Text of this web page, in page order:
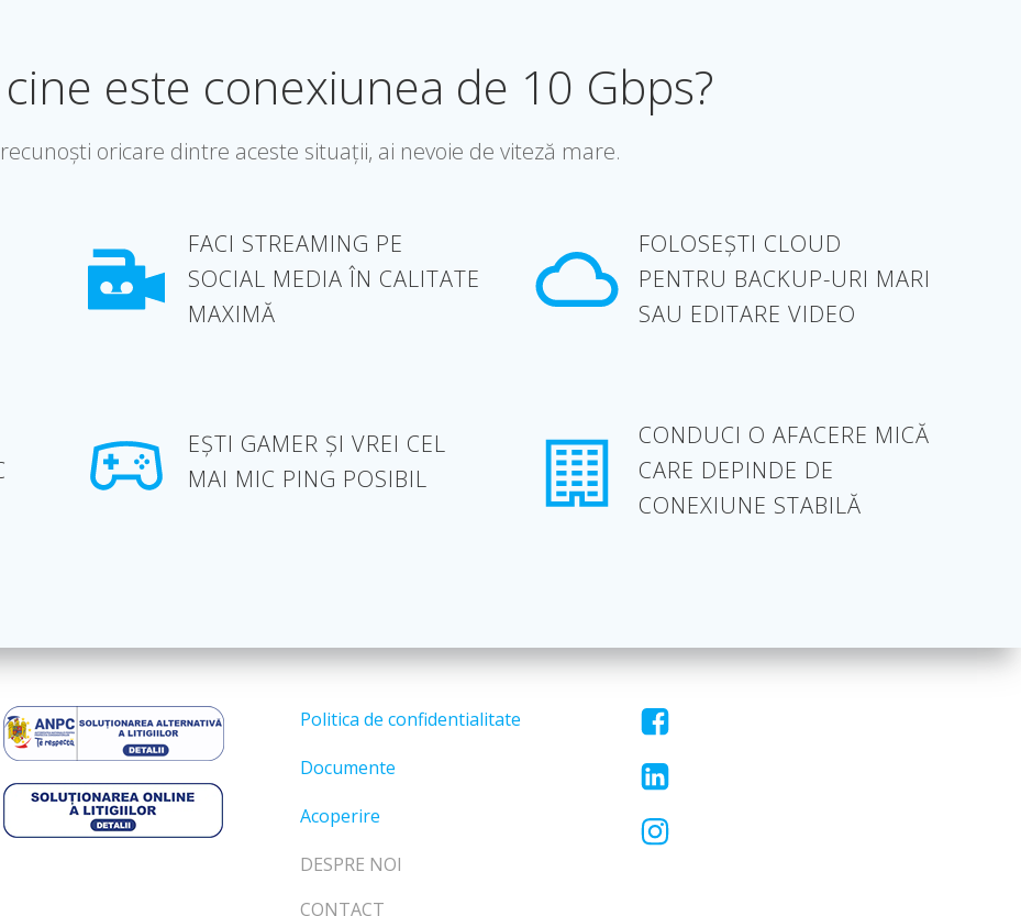
este conexiunea de 10 Gbps?
oricare dintre aceste situații, ai nevoie de viteză mare.
FACI STREAMING PE
SOCIAL MEDIA ÎN CALITATE
MAXIMĂ
FOLOSEȘTI CLOUD
PENTRU BACKUP-URI MARI
SAU EDITARE VIDEO
EȘTI GAMER ȘI VREI CEL
MAI MIC PING POSIBIL
CONDUCI O AFACERE MICĂ
CARE DEPINDE DE
CONEXIUNE STABILĂ
Politica de confidentialitate
Documente
Acoperire
DESPRE NOI
CONTACT